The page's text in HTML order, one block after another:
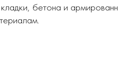
бетона и